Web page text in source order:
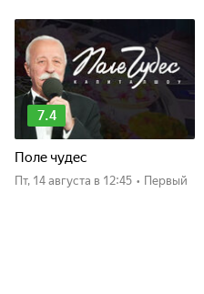
7.4
Поле чудес
пт, 14 августа в 12:45 • Первый